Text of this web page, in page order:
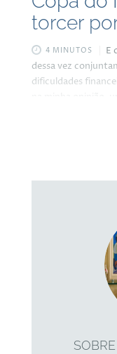
torcer
4 MINUTOS
E
dessa vez
dificuldades
na minha opinião,